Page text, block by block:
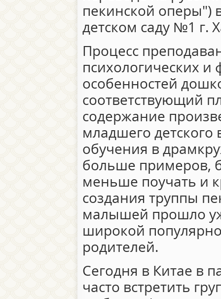
пекинской оперы")
детском саду №1 г.
Процесс
психологических и
особенностей
соответствующий
содержание
младшего детского
обучения в
больше примеров,
меньше поучать и
создания труппы
малышей прошло
широкой
родителей.
Сегодня в Китае в
часто встретить